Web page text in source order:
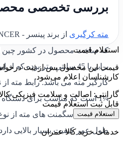
بررسی تخصصی
مته کرگیری
که ساخت محصول در کشور چین
کارگیر مته می باشد. رابط مته از
¼1 است که مناسب برای
باشد. مدل سگمنت های مته از نوع
طول عمر کیفیت بسیار بالایی
استعلام قیمت
قیمت این محصول پس از ثبت
کارشناسان اعلام می‌شود.
گارانتی: اصالت و سلامت فیزیکی
قابل ثبت استعلام قیمت
استعلام قیمت
خدمات خرید کالا عمران